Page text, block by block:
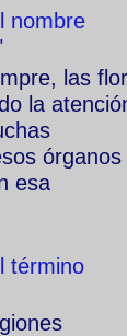
nombre
las
la
órganos
esa
término